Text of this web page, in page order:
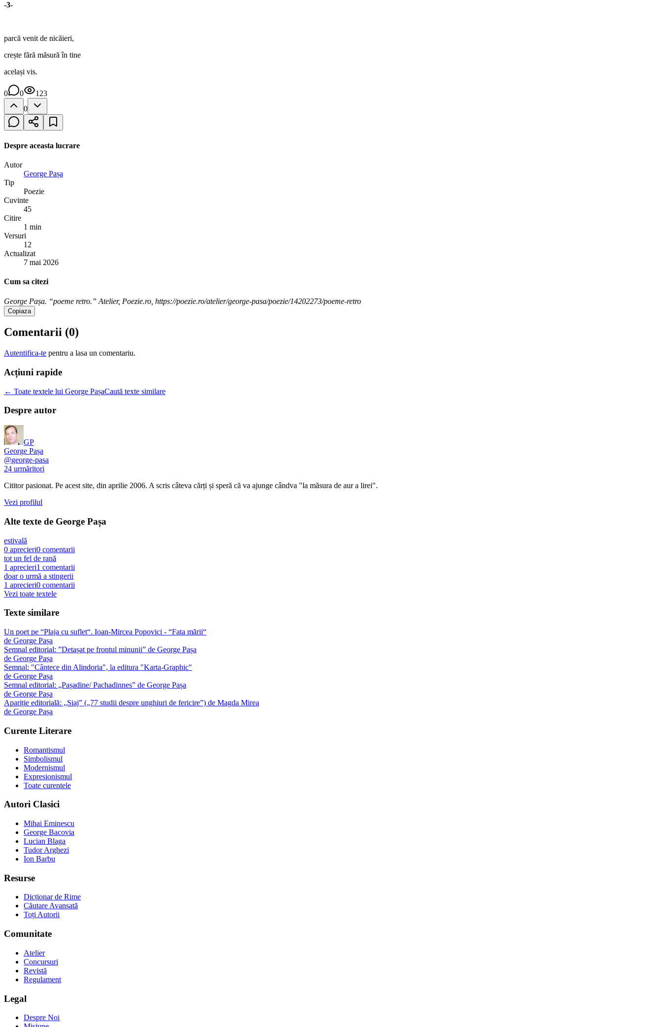
-3-
parcă venit de nicăieri,
crește fără măsură în tine
același vis.
0 0
123
0
Despre aceasta lucrare
Autor
George Pașa
Tip
Poezie
Cuvinte
45
Citire
1 min
Versuri
12
Actualizat
7 mai 2026
Cum sa citezi
George Pașa. “poeme retro.” Atelier, Poezie.ro, https://poezie.ro/atelier/george-pasa/poezie/14202273/poeme-retro
Copiaza
Comentarii (0)
Autentifica-te pentru a lasa un comentariu.
Acțiuni rapide
← Toate textele lui George PașaCaută texte similare
Despre autor
GP
George Pașa
@george-pasa
24 urmăritori
Cititor pasionat. Pe acest site, din aprilie 2006. A scris câteva cărți și speră că va ajunge cândva "la măsura de aur a lirei".
Vezi profilul
Alte texte de George Pașa
estivală
0 aprecieri0 comentarii
tot un fel de rană
1 aprecieri1 comentarii
doar o urmă a stingerii
1 aprecieri0 comentarii
Vezi toate textele
Texte similare
Un poet pe “Plaja cu suflet“. Ioan-Mircea Popovici - “Fata mării“
de George Pașa
Semnal editorial: ”Detașat pe frontul minunii” de George Pașa
de George Pașa
Semnal: "Cântece din Alindoria", la editura "Karta-Graphic"
de George Pașa
Semnal editorial: „Pașadine/ Pachadinnes” de George Pașa
de George Pașa
Apariție editorială: „Siaj” („77 studii despre unghiuri de fericire”) de Magda Mirea
de George Pașa
Curente Literare
Romantismul
Simbolismul
Modernismul
Expresionismul
Toate curentele
Autori Clasici
Mihai Eminescu
George Bacovia
Lucian Blaga
Tudor Arghezi
Ion Barbu
Resurse
Dicționar de Rime
Căutare Avansată
Toți Autorii
Comunitate
Atelier
Concursuri
Revistă
Regulament
Legal
Despre Noi